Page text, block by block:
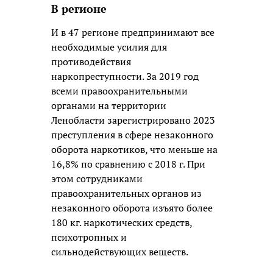
В регионе
И в 47 регионе предпринимают все
необходимые усилия для
противодействия
наркопреступности. За 2019 год
всеми правоохранительными
органами на территории
Ленобласти зарегистрировано 2023
преступления в сфере незаконного
оборота наркотиков, что меньше на
16,8% по сравнению с 2018 г. При
этом сотрудниками
правоохранительных органов из
незаконного оборота изъято более
180 кг. наркотических средств,
психотропных и
сильнодействующих веществ.